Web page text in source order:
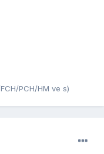
PCH/HM ve s)